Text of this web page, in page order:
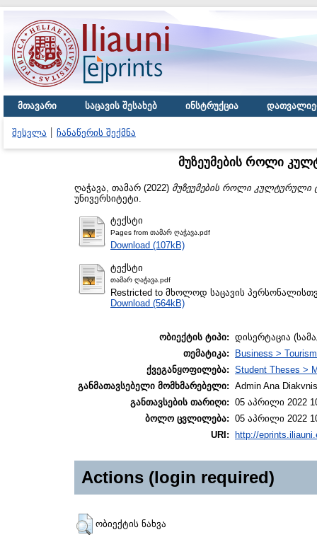
მთავარი საცავის შესახებ ინსტრუქცია
შესვლა ჩანაწერის შექმნა
მუზეუმების როლი
ღაჭავა, თამარ (2022) მუზეუმების როლი კულტურული
უნივერსიტეტი.
ტექსტი
Pages from თამარ ღაჭავა.pdf
Download (107kB)
ტექსტი
თამარ ღაჭავა.pdf
Restricted to მხოლოდ საცავის
Download (564kB)
ობიექტის ტიპი: დისერტაცია
თემატიკა:
Business >
ქვეგანყოფილება: Student Theses >
განმათავსებელი მომხმარებელი: Admin Ana
განთავსების თარიღი: 05 აპრილი 2022
ბოლო ცვლილება: 05 აპრილი 2022
URI:
http://
Actions (login required)
ობიექტის ნახვა